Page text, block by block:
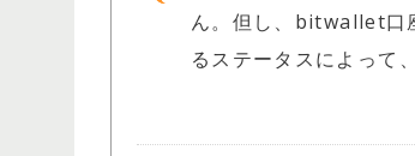
ん。但し、bitwallet口
るステータスによって